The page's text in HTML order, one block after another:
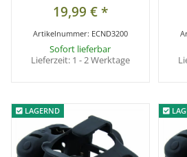
19,99 €*
Artikelnummer: ECND3200
Sofort lieferbar
Lieferzeit: 1 - 2 Werktage
LAGERND
LAGERND